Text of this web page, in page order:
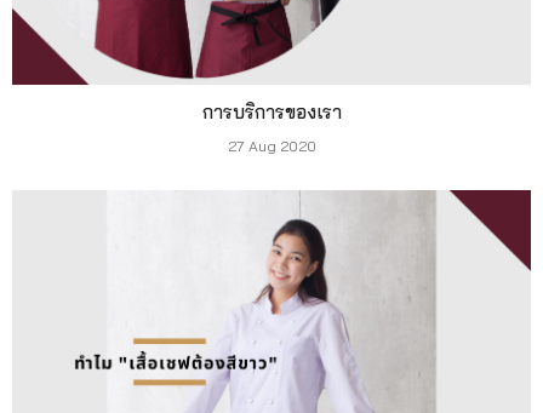
การบริการของเรา
27 Aug 2020